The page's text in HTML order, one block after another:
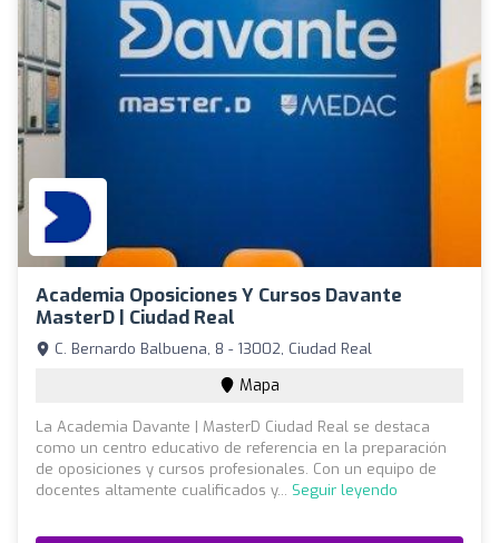
Academia Oposiciones Y Cursos Davante
MasterD | Ciudad Real
C. Bernardo Balbuena, 8 - 13002, Ciudad Real
Mapa
La Academia Davante | MasterD Ciudad Real se destaca
como un centro educativo de referencia en la preparación
de oposiciones y cursos profesionales. Con un equipo de
docentes altamente cualificados y... Seguir leyendo